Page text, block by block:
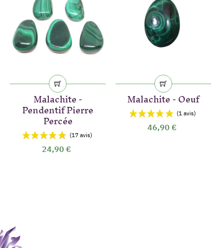
Malachite -
Pendentif Pierre
Percée
24,90 €
Malachite - Oeuf
46,90 €